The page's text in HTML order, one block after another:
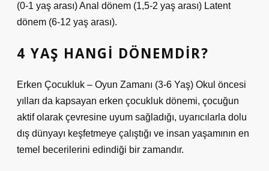
(0-1 yaş arası) Anal dönem (1,5-2 yaş arası) Latent
dönem (6-12 yaş arası).
4 YAŞ HANGI DÖNEMDIR?
Erken Çocukluk – Oyun Zamanı (3-6 Yaş) Okul öncesi
yılları da kapsayan erken çocukluk dönemi, çocuğun
aktif olarak çevresine uyum sağladığı, uyarıcılarla dolu
dış dünyayı keşfetmeye çalıştığı ve insan yaşamının en
temel becerilerini edindiği bir zamandır.